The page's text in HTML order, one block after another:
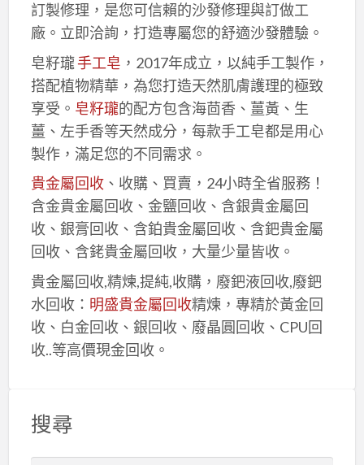
訂製修理，是您可信賴的沙發修理與訂做工
廠。立即洽詢，打造專屬您的舒適沙發體驗。
皂籽瓏手工皂 ，2017年成立，以純手工製作，
搭配植物精華，為您打造天然肌膚護理的極致
享受。 皂籽瓏的配方包含海茴香、薑黃、生
薑、左手香等天然成分，每款手工皂都是用心
製作，滿足您的不同需求。
貴金屬回收、收購、買賣，24小時全省服務！
含金貴金屬回收、金鹽回收、含銀貴金屬回
收、銀膏回收、含鉑貴金屬回收、含鈀貴金屬
回收、含銠貴金屬回收，大量少量皆收。
貴金屬回收,精煉,提純,收購，廢鈀液回收,廢鈀
水回收： 明盛貴金屬回收精煉，專精於黃金回
收、白金回收、銀回收、廢晶圓回收、CPU回
收..等高價現金回收。
搜尋